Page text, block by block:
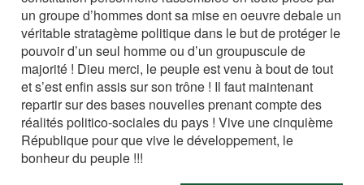
un groupe d’hommes dont sa mise en oeuvre debale un
véritable stratagème politique dans le but de protéger le
pouvoir d’un seul homme ou d’un groupuscule de
majorité ! Dieu merci, le peuple est venu à bout de tout
et s’est enfin assis sur son trône ! Il faut maintenant
repartir sur des bases nouvelles prenant compte des
réalités politico-sociales du pays ! Vive une cinquième
République pour que vive le développement, le
bonheur du peuple !!!